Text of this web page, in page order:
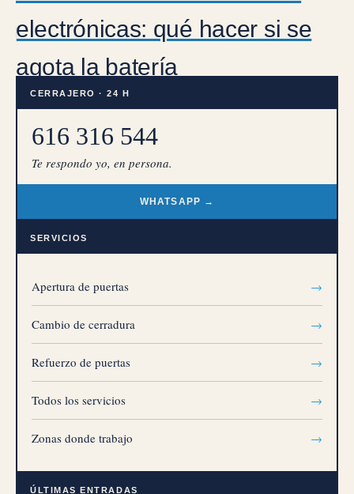
electrónicas: qué hacer si se
agota la batería
CERRAJERO · 24 H
616 316 544
Te respondo yo, en persona.
WHATSAPP →
SERVICIOS
Apertura de puertas →
Cambio de cerradura →
Refuerzo de puertas →
Todos los servicios →
Zonas donde trabajo →
ÚLTIMAS ENTRADAS